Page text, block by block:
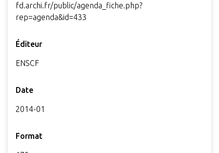
fd.archi.fr/public/agenda_fiche.php?
rep=agenda&id=433
Éditeur
ENSCF
Date
2014-01
Format